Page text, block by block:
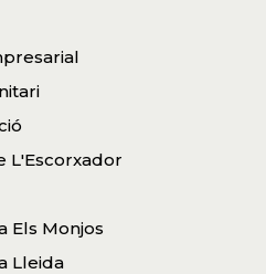
L'Escorxador
Els Monjos
Lleida